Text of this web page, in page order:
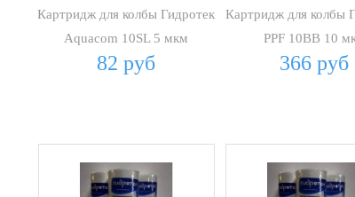
Картридж для колбы Гидротек
Aquacom 10SL 5 мкм
82 руб
Картридж для колбы
PPF 10BB 10
(вспененный
366 руб